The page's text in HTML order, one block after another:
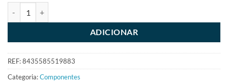
ADICIONAR
REF:8435585519883
Categoria:Componentes